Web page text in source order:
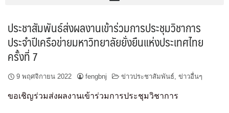
ประชาสัมพันธ์ส่งผลงานเข้าร่วมการประชุมวิชาการ
ประจำปีเครือข่ายมหาวิทยาลัยยั่งยืนแห่งประเทศไทย
ครั้งที่ 7
9 พฤศจิกายน 2022 fengbnj ข่าวประชาสัมพันธ์, ข่าวอื่นๆ
ขอเชิญร่วมส่งผลงานเข้าร่วมการประชุมวิชาการ